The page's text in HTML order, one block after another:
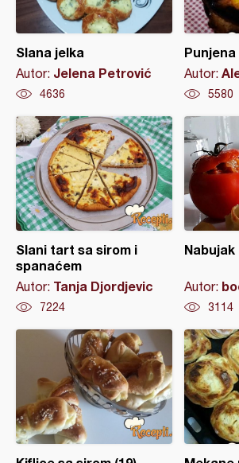
Slana jelka
Autor: Jelena Petrović
4636
Punjena
Autor:
5580
Slani tart sa sirom i
spanaćem
Autor: Tanja Djordjevic
7224
Autor:
3114